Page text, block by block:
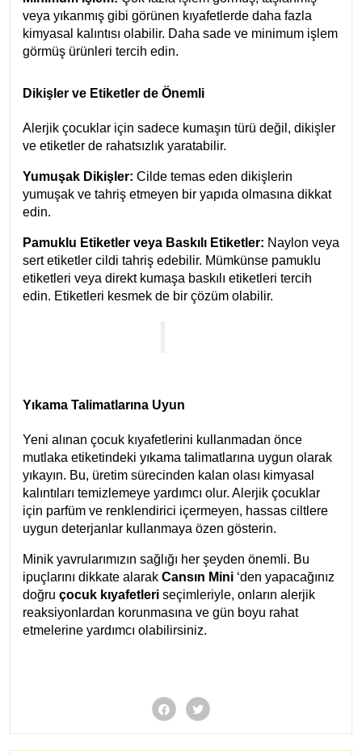
veya yıkanmış gibi görünen kıyafetlerde daha fazla
kimyasal kalıntısı olabilir. Daha sade ve minimum işlem
görmüş ürünleri tercih edin.
Dikişler ve Etiketler de Önemli
Alerjik çocuklar için sadece kumaşın türü değil, dikişler
ve etiketler de rahatsızlık yaratabilir.
Yumuşak Dikişler: Cilde temas eden dikişlerin
yumuşak ve tahriş etmeyen bir yapıda olmasına dikkat
edin.
Pamuklu Etiketler veya Baskılı Etiketler: Naylon veya
sert etiketler cildi tahriş edebilir. Mümkünse pamuklu
etiketleri veya direkt kumaşa baskılı etiketleri tercih
edin. Etiketleri kesmek de bir çözüm olabilir.
Yıkama Talimatlarına Uyun
Yeni alınan çocuk kıyafetlerini kullanmadan önce
mutlaka etiketindeki yıkama talimatlarına uygun olarak
yıkayın. Bu, üretim sürecinden kalan olası kimyasal
kalıntıları temizlemeye yardımcı olur. Alerjik çocuklar
için parfüm ve renklendirici içermeyen, hassas ciltlere
uygun deterjanlar kullanmaya özen gösterin.
Minik yavrularımızın sağlığı her şeyden önemli. Bu
ipuçlarını dikkate alarak Cansın Mini ‘den yapacağınız
doğru çocuk kıyafetleri seçimleriyle, onların alerjik
reaksiyonlardan korunmasına ve gün boyu rahat
etmelerine yardımcı olabilirsiniz.